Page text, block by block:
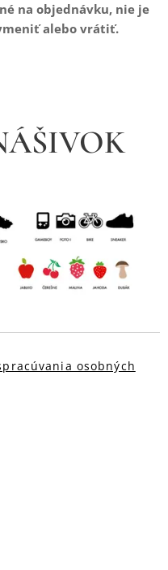
na objednávku, nie je
alebo vrátiť.
osobných